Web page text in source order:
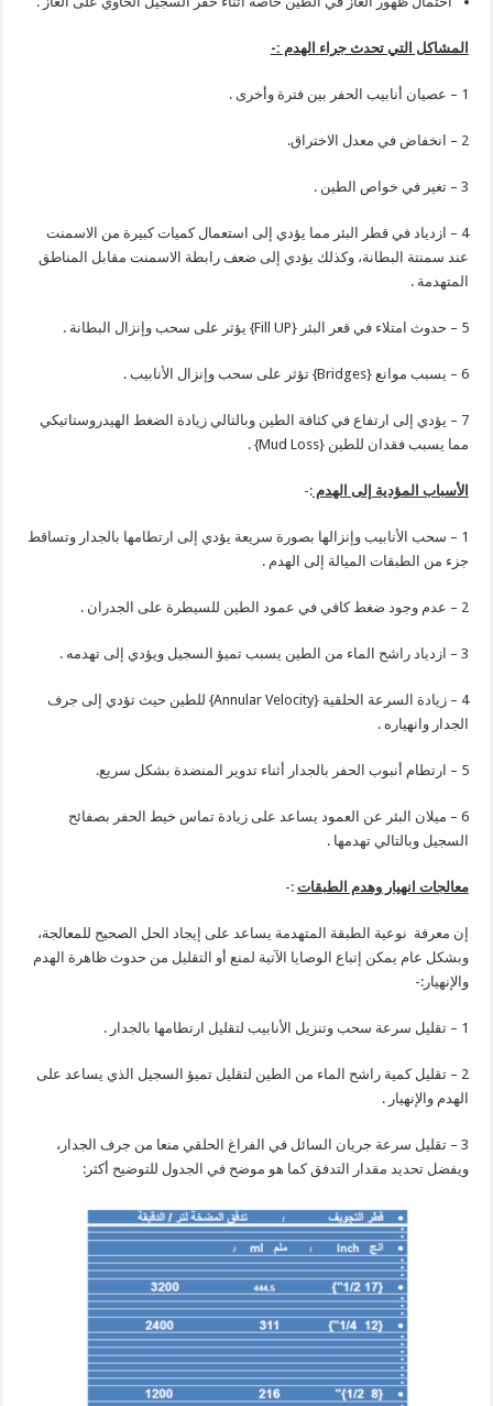
المشاكل التي تحدث جراء الهدم :-
1 – عصيان أنابيب الحفر بين فترة وأخرى .
2 – انخفاض في معدل الاختراق.
3 – تغير في خواص الطين .
4 – ازدياد في قطر البئر مما يؤدي إلى استعمال كميات كبيرة من الاسمنت
عند سمنتة البطانة، وكذلك يؤدي إلى ضعف رابطة الاسمنت مقابل المناطق
المتهدمة .
5 – حدوث امتلاء في قعر البئر {Fill UP} يؤثر على سحب وإنزال البطانة .
6 – يسبب موانع {Bridges} تؤثر على سحب وإنزال الأنابيب .
7 – يؤدي إلى ارتفاع في كثافة الطين وبالتالي زيادة الضغط الهيدروستاتيكي
مما يسبب فقدان للطين {Mud Loss} .
الأسباب المؤدية إلى الهدم:-
1 – سحب الأنابيب وإنزالها بصورة سريعة يؤدي إلى ارتطامها بالجدار وتساقط
جزء من الطبقات الميالة إلى الهدم .
2 – عدم وجود ضغط كافي في عمود الطين للسيطرة على الجدران .
3 – ازدياد راشح الماء من الطين يسبب تميؤ السجيل ويؤدي إلى تهدمه .
4 – زيادة السرعة الحلقية {Annular Velocity} للطين حيث تؤدي إلى جرف
الجدار وانهياره .
5 – ارتطام أنبوب الحفر بالجدار أثناء تدوير المنضدة بشكل سريع.
6 – ميلان البئر عن العمود يساعد على زيادة تماس خيط الحفر بصفائح
السجيل وبالتالي تهدمها .
معالجات انهيار وهدم الطبقات :-
إن معرفة نوعية الطبقة المتهدمة يساعد على إيجاد الحل الصحيح للمعالجة،
وبشكل عام يمكن إتباع الوصايا الآتية لمنع أو التقليل من حدوث ظاهرة الهدم
والإنهيار:-
1 – تقليل سرعة سحب وتنزيل الأنابيب لتقليل ارتطامها بالجدار .
2 – تقليل كمية راشح الماء من الطين لتقليل تميؤ السجيل الذي يساعد على
الهدم والإنهيار .
3 – تقليل سرعة جريان السائل في الفراغ الحلقي منعا من جرف الجدار،
ويفضل تحديد مقدار التدفق كما هو موضح في الجدول للتوضيح أكثر: